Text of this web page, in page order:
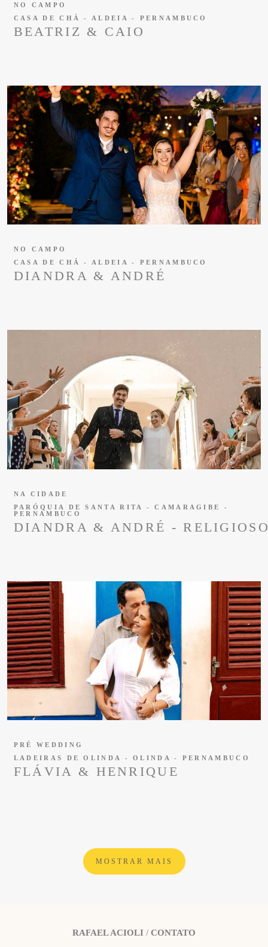
BEATRIZ & CAIO
NO CAMPO
CASA DE CHÁ - ALDEIA - PERNAMBUCO
DIANDRA & ANDRÉ
NO CAMPO
CASA DE CHÁ - ALDEIA - PERNAMBUCO
DIANDRA & ANDRÉ -
NA CIDADE
PARÓQUIA DE SANTA RITA - CAMARAGIBE -
PERNAMBUCO
FLÁVIA & HENRIQUE
PRÉ WEDDING
LADEIRAS DE OLINDA - OLINDA - PERNAMBUCO
MOSTRAR MAIS
RAFAEL ACIOLI / CONTATO